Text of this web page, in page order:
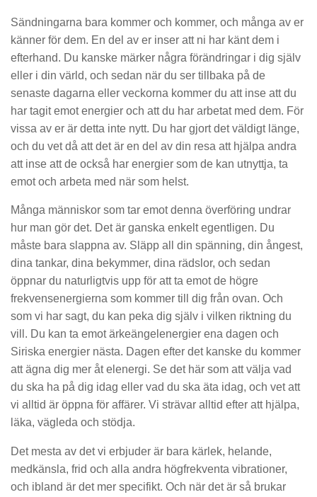
Sändningarna bara kommer och kommer, och många av er
känner för dem. En del av er inser att ni har känt dem i
efterhand. Du kanske märker några förändringar i dig själv
eller i din värld, och sedan när du ser tillbaka på de
senaste dagarna eller veckorna kommer du att inse att du
har tagit emot energier och att du har arbetat med dem. För
vissa av er är detta inte nytt. Du har gjort det väldigt länge,
och du vet då att det är en del av din resa att hjälpa andra
att inse att de också har energier som de kan utnyttja, ta
emot och arbeta med när som helst.
Många människor som tar emot denna överföring undrar
hur man gör det. Det är ganska enkelt egentligen. Du
måste bara slappna av. Släpp all din spänning, din ångest,
dina tankar, dina bekymmer, dina rädslor, och sedan
öppnar du naturligtvis upp för att ta emot de högre
frekvensenergierna som kommer till dig från ovan. Och
som vi har sagt, du kan peka dig själv i vilken riktning du
vill. Du kan ta emot ärkeängelenergier ena dagen och
Siriska energier nästa. Dagen efter det kanske du kommer
att ägna dig mer åt elenergi. Se det här som att välja vad
du ska ha på dig idag eller vad du ska äta idag, och vet att
vi alltid är öppna för affärer. Vi strävar alltid efter att hjälpa,
läka, vägleda och stödja.
Det mesta av det vi erbjuder är bara kärlek, helande,
medkänsla, frid och alla andra högfrekventa vibrationer,
och ibland är det mer specifikt. Och när det är så brukar